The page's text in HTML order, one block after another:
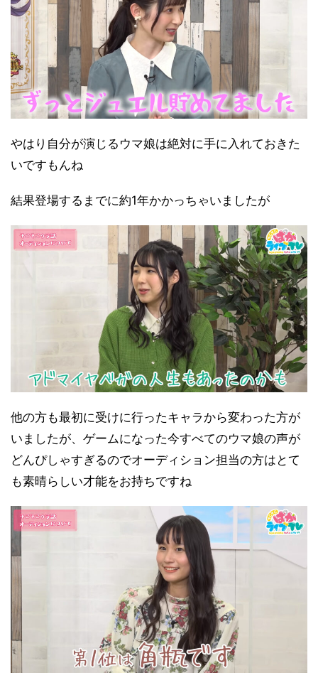
やはり自分が演じるウマ娘は絶対に手に入れておきた
いですもんね
結果登場するまでに約1年かかっちゃいましたが
他の方も最初に受けに行ったキャラから変わった方が
いましたが、ゲームになった今すべてのウマ娘の声が
どんぴしゃすぎるのでオーディション担当の方はとて
も素晴らしい才能をお持ちですね